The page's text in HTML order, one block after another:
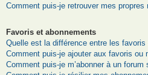
Comment puis-je retrouver mes
Favoris et abonnements
Quelle est la différence entre les
Comment puis-je ajouter aux favoris ou
Comment puis-je m’abonner à un forum